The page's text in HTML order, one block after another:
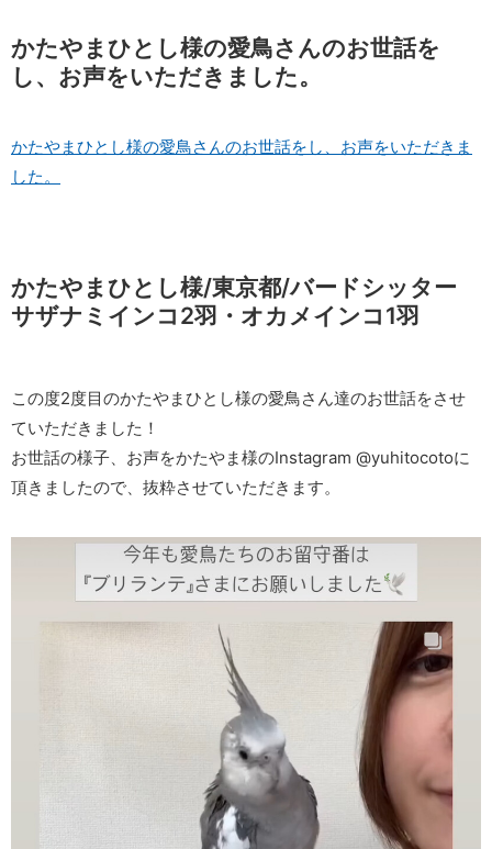
かたやまひとし様の愛鳥さんのお世話を
し、お声をいただきました。
かたやまひとし様の愛鳥さんのお世話をし、お声をいただきま
した。
かたやまひとし様/東京都/バードシッター
サザナミインコ2羽・オカメインコ1羽
この度2度目のかたやまひとし様の愛鳥さん達のお世話をさせ
ていただきました！
お世話の様子、お声をかたやま様のInstagram @yuhitocotoに
頂きましたので、抜粋させていただきます。